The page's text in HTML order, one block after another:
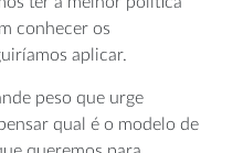
conhecer os
aplicar.
peso que urge
qual é o modelo de